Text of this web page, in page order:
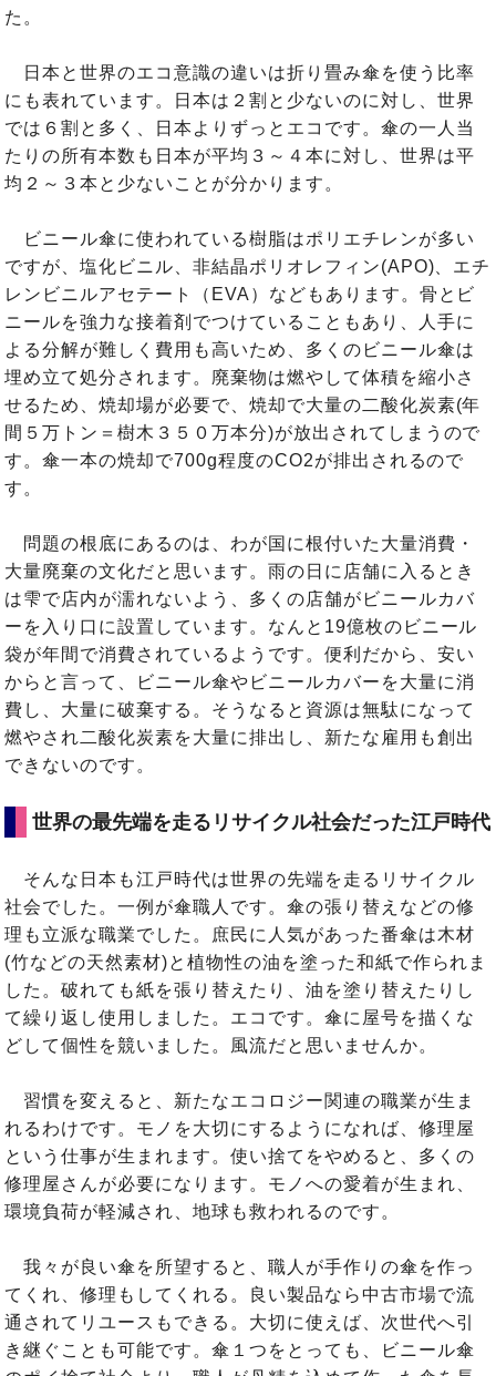
た。
日本と世界のエコ意識の違いは折り畳み傘を使う比率
にも表れています。日本は２割と少ないのに対し、世界
では６割と多く、日本よりずっとエコです。傘の一人当
たりの所有本数も日本が平均３～４本に対し、世界は平
均２～３本と少ないことが分かります。
ビニール傘に使われている樹脂はポリエチレンが多い
ですが、塩化ビニル、非結晶ポリオレフィン(APO)、エチ
レンビニルアセテート（EVA）などもあります。骨とビ
ニールを強力な接着剤でつけていることもあり、人手に
よる分解が難しく費用も高いため、多くのビニール傘は
埋め立て処分されます。廃棄物は燃やして体積を縮小さ
せるため、焼却場が必要で、焼却で大量の二酸化炭素(年
間５万トン＝樹木３５０万本分)が放出されてしまうので
す。傘一本の焼却で700g程度のCO2が排出されるので
す。
問題の根底にあるのは、わが国に根付いた大量消費・
大量廃棄の文化だと思います。雨の日に店舗に入るとき
は雫で店内が濡れないよう、多くの店舗がビニールカバ
ーを入り口に設置しています。なんと19億枚のビニール
袋が年間で消費されているようです。便利だから、安い
からと言って、ビニール傘やビニールカバーを大量に消
費し、大量に破棄する。そうなると資源は無駄になって
燃やされ二酸化炭素を大量に排出し、新たな雇用も創出
できないのです。
世界の最先端を走るリサイクル社会だった江戸時代
そんな日本も江戸時代は世界の先端を走るリサイクル
社会でした。一例が傘職人です。傘の張り替えなどの修
理も立派な職業でした。庶民に人気があった番傘は木材
(竹などの天然素材)と植物性の油を塗った和紙で作られま
した。破れても紙を張り替えたり、油を塗り替えたりし
て繰り返し使用しました。エコです。傘に屋号を描くな
どして個性を競いました。風流だと思いませんか。
習慣を変えると、新たなエコロジー関連の職業が生ま
れるわけです。モノを大切にするようになれば、修理屋
という仕事が生まれます。使い捨てをやめると、多くの
修理屋さんが必要になります。モノへの愛着が生まれ、
環境負荷が軽減され、地球も救われるのです。
我々が良い傘を所望すると、職人が手作りの傘を作っ
てくれ、修理もしてくれる。良い製品なら中古市場で流
通されてリユースもできる。大切に使えば、次世代へ引
き継ぐことも可能です。傘１つをとっても、ビニール傘